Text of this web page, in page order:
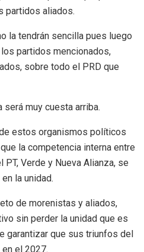
partidos aliados.
la tendrán sencilla pues luego
partidos mencionados,
sobre todo el PRD que
muy cuesta arriba.
estos organismos políticos
la competencia interna entre
Verde y Nueva Alianza, se
la unidad.
de morenistas y aliados,
sin perder la unidad que es
garantizar que sus triunfos del
el 2027.